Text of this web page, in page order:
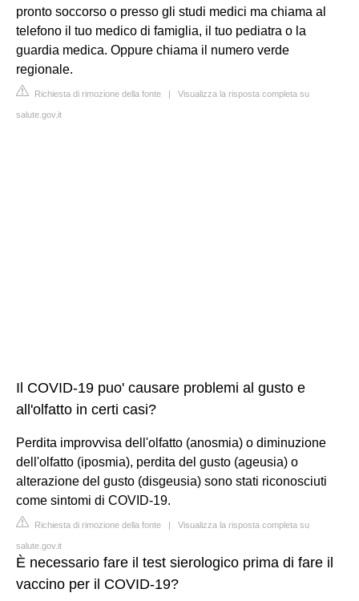
pronto soccorso o presso gli studi medici ma chiama al
telefono il tuo medico di famiglia, il tuo pediatra o la
guardia medica. Oppure chiama il numero verde
regionale.
Richiesta di rimozione della fonte | Visualizza la risposta completa su
salute.gov.it
Il COVID-19 puo' causare problemi al gusto e
all'olfatto in certi casi?
Perdita improvvisa dell'olfatto (anosmia) o diminuzione
dell'olfatto (iposmia), perdita del gusto (ageusia) o
alterazione del gusto (disgeusia) sono stati riconosciuti
come sintomi di COVID-19.
Richiesta di rimozione della fonte | Visualizza la risposta completa su
salute.gov.it
È necessario fare il test sierologico prima di fare il
vaccino per il COVID-19?